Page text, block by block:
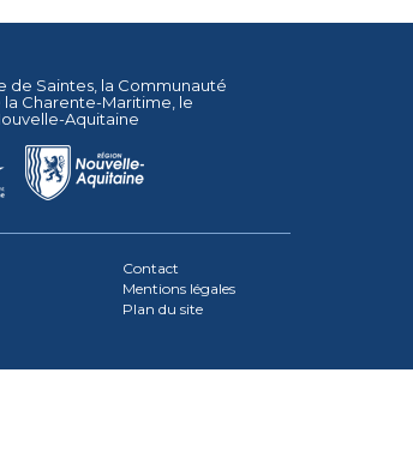
de Saintes , la Communauté
Charente-Maritime , le
Aquitaine
Contact
Mentions légales
Plan du site